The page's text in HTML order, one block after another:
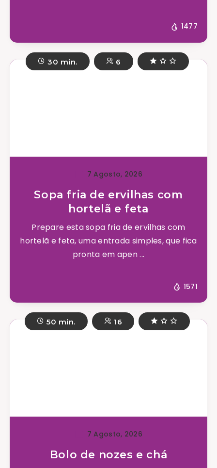
1477
30 min. 6
7 Agosto, 2026
Sopa fria de ervilhas com
hortelã e feta
Prepare esta sopa fria de ervilhas com
hortelã e feta, uma entrada simples, que fica
pronta em apen ...
1571
50 min. 16
7 Agosto, 2026
Bolo de nozes e chá